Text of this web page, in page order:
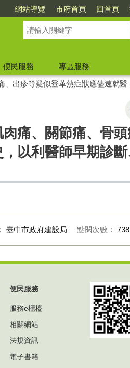
網站導覽 市府首頁 回首頁
便民服務
專區服務
出疹等疑似登革熱症狀應儘速就醫
痛、關節痛、骨頭
以利醫師早期診
臺中市政府建設局 點閱次數： 738
便民服務
服務e櫃檯
相關網站
法規資訊
電子書籍